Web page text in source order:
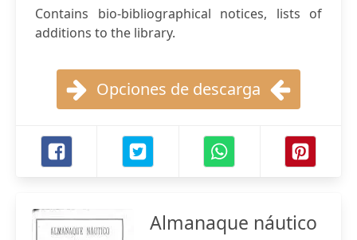
Contains bio-bibliographical notices, lists of
additions to the library.
Opciones de descarga
Almanaque náutico